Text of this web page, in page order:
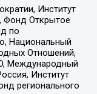
Институт
Фонд Открытое
по
Национальный
Отношений,
Международный
Институт
регионального